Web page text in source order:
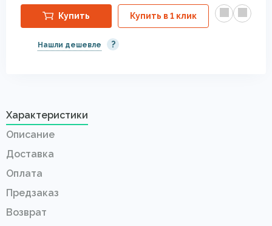
Купить Купить в 1 клик
Нашли дешевле ?
Характеристики
Описание
Доставка
Оплата
Предзаказ
Возврат